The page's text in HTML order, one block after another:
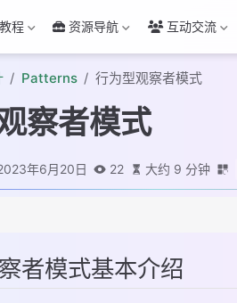
程 资源导航 互动交流
Patterns 行为型观察者模式
察者模式
年6月20日 22 大约 9 分钟
构与实现
求
者模式基本介绍